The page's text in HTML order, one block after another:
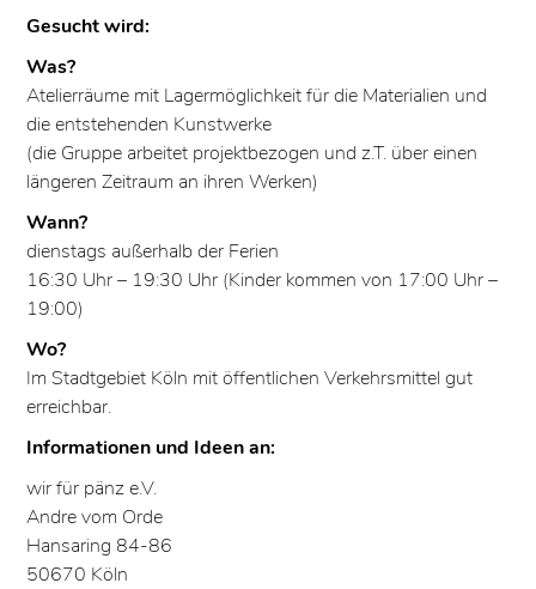
Gesucht wird:
Was?
Atelierräume mit Lagermöglichkeit für die Materialien und
die entstehenden Kunstwerke
(die Gruppe arbeitet projektbezogen und z.T. über einen
längeren Zeitraum an ihren Werken)
Wann?
dienstags außerhalb der Ferien
16:30 Uhr – 19:30 Uhr (Kinder kommen von 17:00 Uhr –
19:00)
Wo?
Im Stadtgebiet Köln mit öffentlichen Verkehrsmittel gut
erreichbar.
Informationen und Ideen an:
wir für pänz e.V.
Andre vom Orde
Hansaring 84-86
50670 Köln